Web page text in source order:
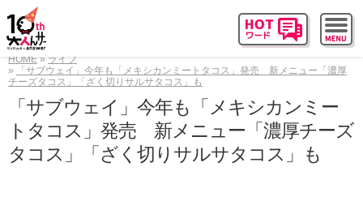
HOME
ライフ
「サブウェイ」今年も「メキシカンミートタコス」発売 新メニュー「濃厚
チーズタコス」「ざく切りサルサタコス」も
「サブウェイ」今年も「メキシカンミー
トタコス」発売 新メニュー「濃厚チーズ
タコス」「ざく切りサルサタコス」も